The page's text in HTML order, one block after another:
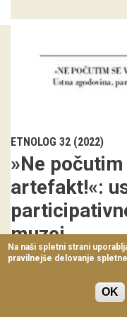
Virtualni
Napovednik
dogodki
Koledar
Prireditve
Predavanja
Delavnice
Vodeni ogledi
ETNOLOG 32 (2022)
»Ne
artefakt!«:
muzej
Prispevek se osredotoča
Corinne
Na naši spletni strani
pravilnejše delovanje
OK